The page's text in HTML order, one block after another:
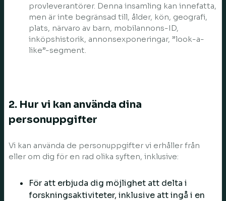
provleverantörer. Denna insamling kan innefatta,
men är inte begränsad till, ålder, kön, geografi,
plats, närvaro av barn, mobilannons-ID,
inköpshistorik, annonsexponeringar, ”look-a-
like”-segment.
2. Hur vi kan använda dina
personuppgifter
Vi kan använda de personuppgifter vi erhåller från
eller om dig för en rad olika syften, inklusive:
För att erbjuda dig möjlighet att delta i
forskningsaktiviteter, inklusive att ingå i en